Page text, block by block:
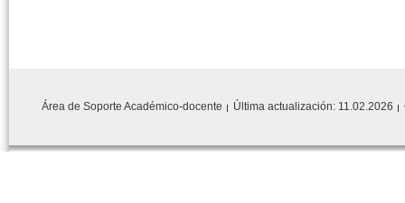
Área de Soporte Académico-docente Última actualización: 11.02.2026